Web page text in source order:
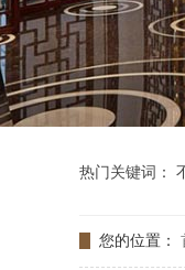
热门关键词：
您的位置：